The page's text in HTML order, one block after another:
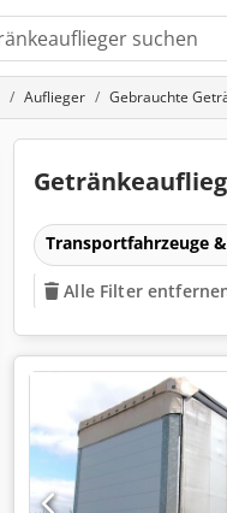
Auflieger Gebrauchte
Transportfahrzeuge
Alle Filter